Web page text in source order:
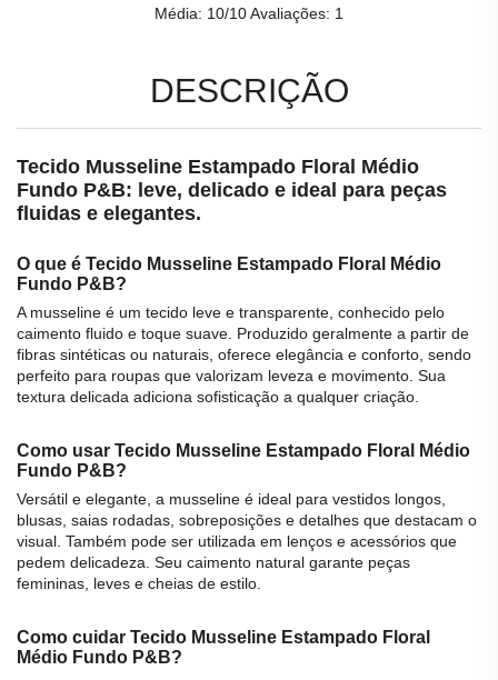
Média: 10/10 Avaliações: 1
DESCRIÇÃO
Tecido Musseline Estampado Floral Médio
Fundo P&B: leve, delicado e ideal para peças
fluidas e elegantes.
O que é Tecido Musseline Estampado Floral Médio
Fundo P&B?
A musseline é um tecido leve e transparente, conhecido pelo
caimento fluido e toque suave. Produzido geralmente a partir de
fibras sintéticas ou naturais, oferece elegância e conforto, sendo
perfeito para roupas que valorizam leveza e movimento. Sua
textura delicada adiciona sofisticação a qualquer criação.
Como usar Tecido Musseline Estampado Floral Médio
Fundo P&B?
Versátil e elegante, a musseline é ideal para vestidos longos,
blusas, saias rodadas, sobreposições e detalhes que destacam o
visual. Também pode ser utilizada em lenços e acessórios que
pedem delicadeza. Seu caimento natural garante peças
femininas, leves e cheias de estilo.
Como cuidar Tecido Musseline Estampado Floral
Médio Fundo P&B?